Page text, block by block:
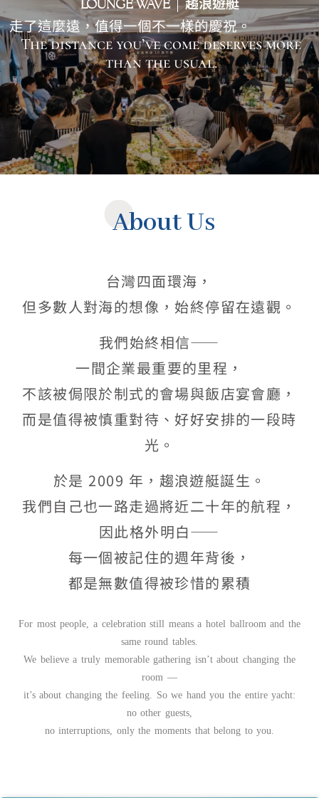
MENU
LOUNGE WAVE
走了這麼遠，值得一個不一樣的慶祝。
The distance you’ve come deserves more
than the usual.
About Us
台灣四面環海，
但多數人對海的想像，始終停留在遠觀。
我們始終相信——
一間企業最重要的里程，
不該被侷限於制式的會場與飯店宴會廳，
而是值得被慎重對待、好好安排的一段時
光。
於是 2009 年，趨浪遊艇誕生。
我們自己也一路走過將近二十年的航程，
因此格外明白——
每一個被記住的週年背後，
都是無數值得被珍惜的累積
For most people, a celebration still means a hotel ballroom and the
same round tables.
We believe a truly memorable gathering isn’t about changing the
room —
it’s about changing the feeling. So we hand you the entire yacht:
no other guests,
no interruptions, only the moments that belong to you.